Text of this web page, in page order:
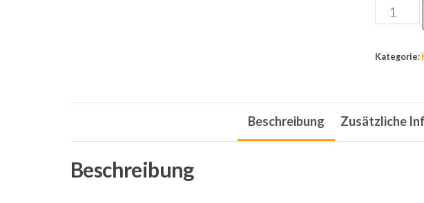
17
1575
x
Kategorie:
Beschreibung Zusätzliche
Beschreibung